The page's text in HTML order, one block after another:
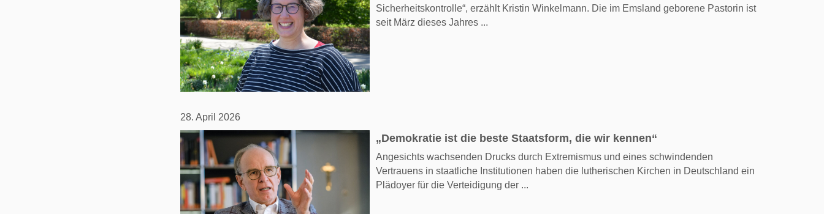
Sicherheitskontrolle“, erzählt Kristin Winkelmann. Die im Emsland geborene Pastorin ist
seit März dieses Jahres ...
28. April 2026
„Demokratie ist die beste Staatsform, die wir kennen“
Angesichts wachsenden Drucks durch Extremismus und eines schwindenden
Vertrauens in staatliche Institutionen haben die lutherischen Kirchen in Deutschland ein
Plädoyer für die Verteidigung der ...